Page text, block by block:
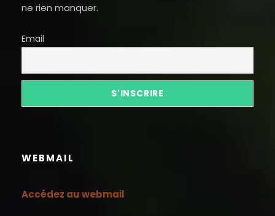
ne rien manquer.
Email
WEBMAIL
Accédez au webmail